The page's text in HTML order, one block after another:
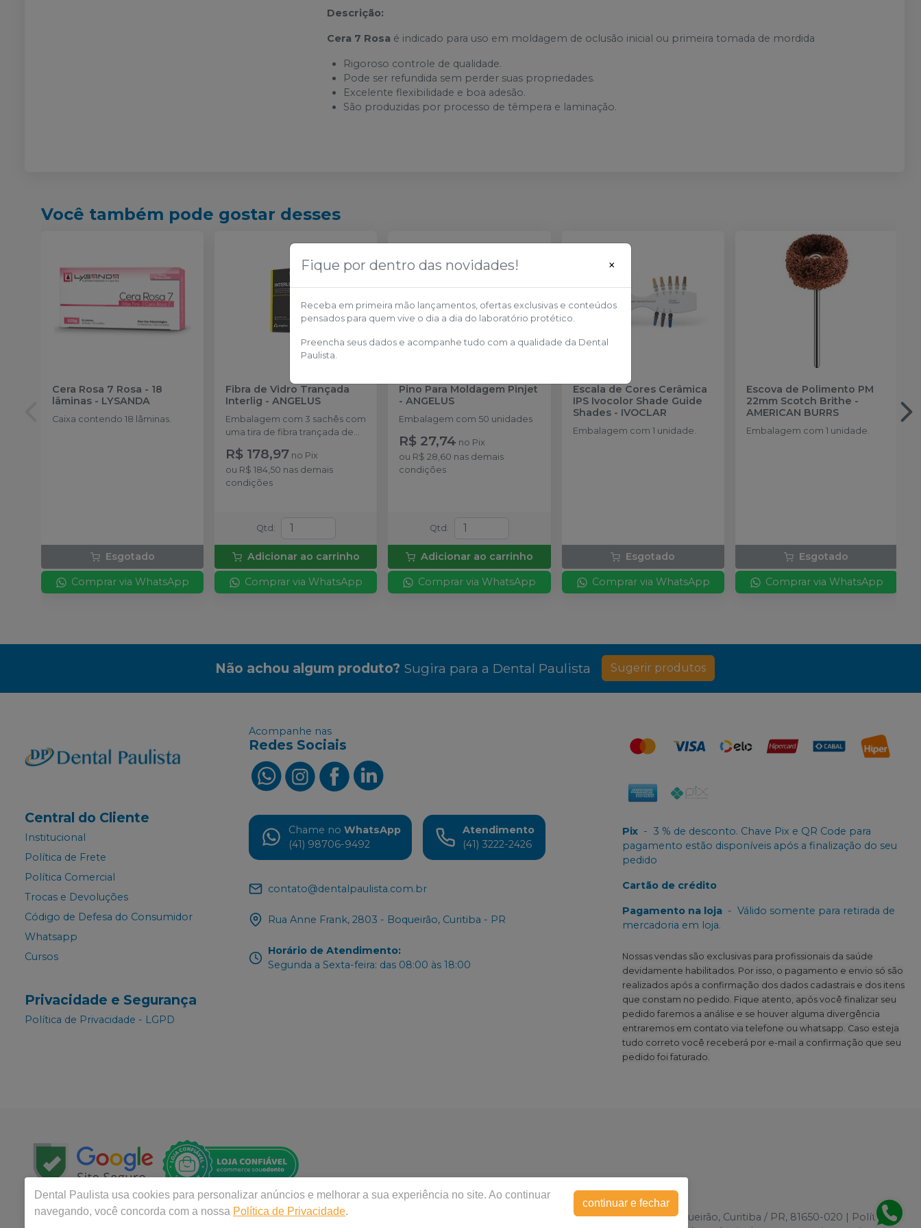
Descrição:
Cera 7 Rosa é indicado para uso em moldagem de oclusão inicial ou primeira tomada de mordida
Rigoroso controle de qualidade.
Pode ser refundida sem perder suas propriedades.
Excelente flexibilidade e boa adesão.
São produzidas por processo de têmpera e laminação.
Você também pode gostar desses
Cera Rosa 7 Rosa - 18
lâminas - LYSANDA
Caixa contendo 18 lâminas.
Esgotado
Comprar via WhatsApp
Fibra de Vidro Trançada
Interlig -ANGELUS
Embalagem com 3 sachês com
uma tira de fibra trançada de
R$ 178,97 no Pix
ou R$ 184,50 nas demais
condições
Qtd :
Adicionar ao carrinho
Comprar via WhatsApp
Pino Para Moldagem Pinjet
-ANGELUS
Embalagem com 50 unidades
R$ 27,74 no Pix
ou R$ 28,60 nas demais
condições
Qtd :
Adicionar ao carrinho
Comprar via WhatsApp
Escala de Cores Cerâmica
IPS Ivocolor Shade Guide
Shades- IVOCLAR
Embalagem com 1 unidade.
Esgotado
Comprar via WhatsApp
Escova de Polimento PM
22mm Scotch Brithe -
AMERICAN BURRS
Embalagem com 1 unidade.
Esgotado
Comprar via WhatsApp
Não achou algum produto? Sugira para a Dental Paulista Sugerir produtos
Central do Cliente
Institucional
Política de Frete
Política Comercial
Trocas e Devoluções
Código de Defesa do Consumidor
Whatsapp
Cursos
Privacidade e Segurança
Política de Privacidade - LGPD
Acompanhe nas
Redes Sociais
Chame no WhatsApp
(41) 98706-9492
Atendimento
(41) 3222-2426
contato@dentalpaulista.com.br
Rua Anne Frank, 2803 - Boqueirão, Curitiba - PR
Horário de Atendimento:
Segunda a Sexta-feira: das 08:00 às 18:00
Pix - 3 % de desconto. Chave Pix e QR Code para
pagamento estão disponíveis após a finalização do seu
pedido
Cartão de crédito
Pagamento na loja - Válido somente para retirada de
mercadoria em loja.
Nossas vendas são exclusivas para profissionais da saúde
devidamente habilitados. Por isso, o pagamento e envio só são
realizados após a confirmação dos dados cadastrais e dos itens
que constam no pedido. Fique atento, após você finalizar seu
pedido faremos a análise e se houver alguma divergência
entraremos em contato via telefone ou whatsapp. Caso esteja
tudo correto você receberá por e-mail a confirmação que seu
pedido foi faturado.
Copyright © 2024 | Todos os direitos reservados |Distribuidora Dental Paulista
| Rua Anne Frank, 2787 - Boqueirão, Curitiba / PR, 81650-020 | Política de
Dental Paulista usa cookies para personalizar anúncios e melhorar a sua experiência no site. Ao continuar
navegando, você concorda com a nossa Política de Privacidade.
continuar e fechar
Fique por dentro das novidades! ×
Receba em primeira mão lançamentos, ofertas exclusivas e conteúdos
pensados para quem vive o dia a dia do laboratório protético.
Preencha seus dados e acompanhe tudo com a qualidade da Dental
Paulista.